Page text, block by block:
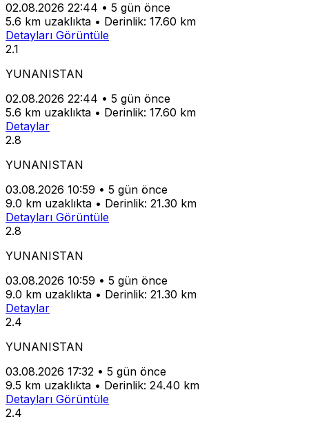
02.08.2026 22:44 • 5 gün önce
5.6 km uzaklıkta • Derinlik: 17.60 km
Detayları Görüntüle
2.1
YUNANISTAN
02.08.2026 22:44 • 5 gün önce
5.6 km uzaklıkta • Derinlik: 17.60 km
Detaylar
2.8
YUNANISTAN
03.08.2026 10:59 • 5 gün önce
9.0 km uzaklıkta • Derinlik: 21.30 km
Detayları Görüntüle
2.8
YUNANISTAN
03.08.2026 10:59 • 5 gün önce
9.0 km uzaklıkta • Derinlik: 21.30 km
Detaylar
2.4
YUNANISTAN
03.08.2026 17:32 • 5 gün önce
9.5 km uzaklıkta • Derinlik: 24.40 km
Detayları Görüntüle
2.4